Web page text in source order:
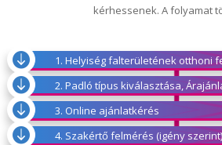
kérhessenek. A folyamat
 1. Helyiség falterületének otthoni
 2. Padló típus kiválasztása,
 3. Online ajánlatkérés
 4. Szakértő felmérés (igény szerint)